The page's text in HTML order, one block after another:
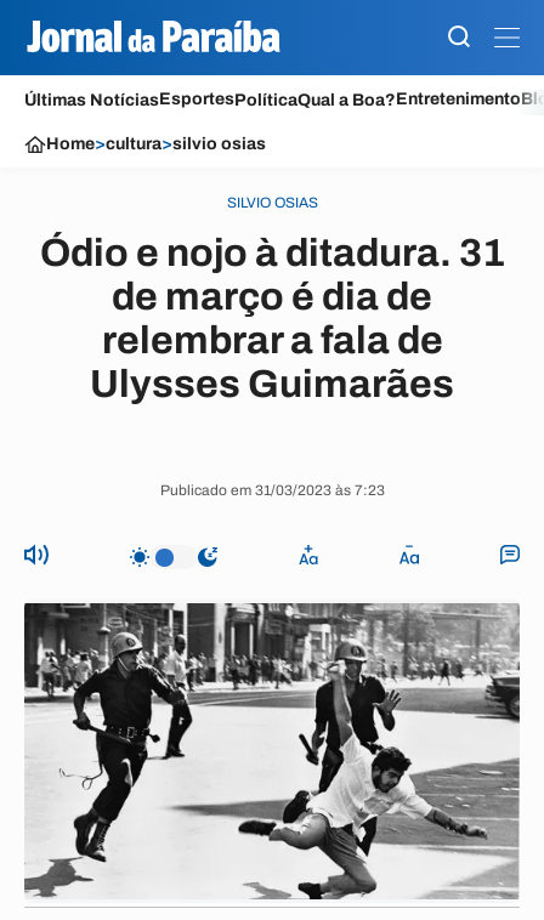
Últimas NotíciasEsportesPolíticaQual a Boa?Entretenimento
Home>cultura>silvio osias
SILVIO OSIAS
Ódio e nojo à ditadura. 31
de março é dia de
relembrar a fala de
Ulysses Guimarães
Publicado em 31/03/2023 às 7:23